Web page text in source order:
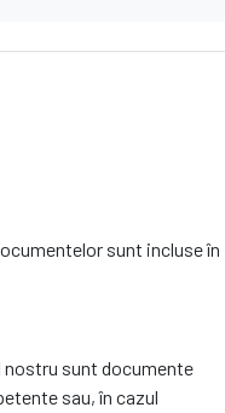
sunt incluse în
sunt documente
sau, în cazul